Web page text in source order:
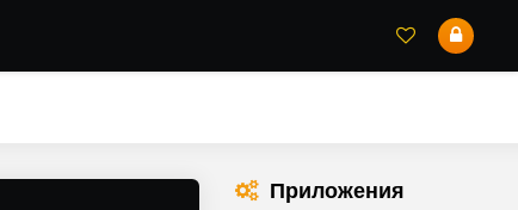
Приложения